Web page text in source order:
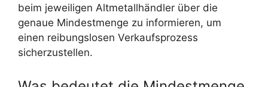
beim jeweiligen Altmetallhändler über die
genaue Mindestmenge zu informieren, um
einen reibungslosen Verkaufsprozess
sicherzustellen.